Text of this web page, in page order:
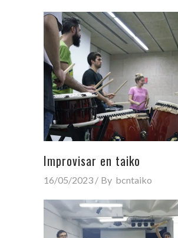
Improvisar en taiko
16/05/2023 By bcntaiko